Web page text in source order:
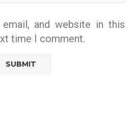
email, and website in this
time I comment.